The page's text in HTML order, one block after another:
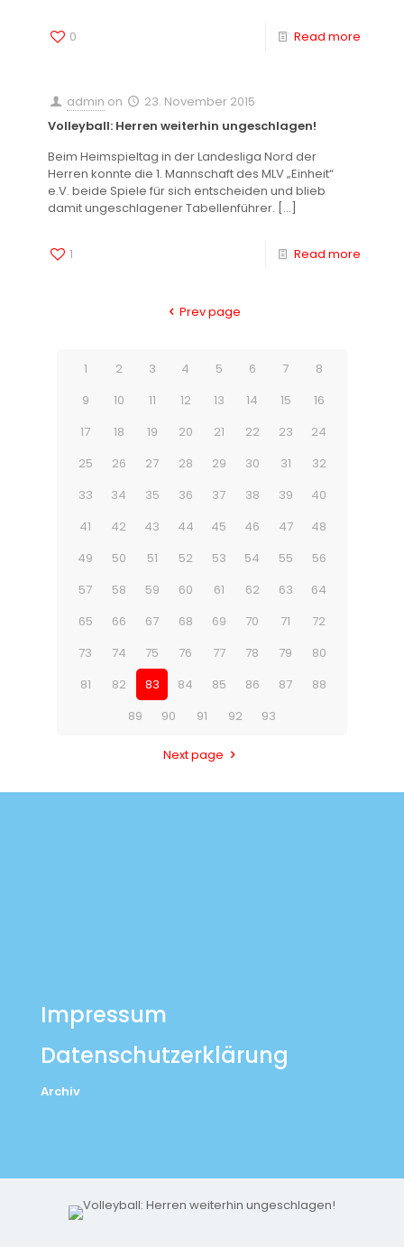
0 Read more
admin on
23. November 2015
Volleyball: Herren weiterhin ungeschlagen!
Beim Heimspieltag in der Landesliga Nord der
Herren konnte die 1. Mannschaft des MLV „Einheit“
e.V. beide Spiele für sich entscheiden und blieb
damit ungeschlagener Tabellenführer. […]
1 Read more
Prev page
1 2 3 4 5 6 7
8
9
10 11 12 13 14 15
16
17
18 19 20 21 22 23
24
25
26 27 28 29 30 31
32
33
34 35 36 37 38 39
40
41
42 43 44 45 46 47
48
49
50 51 52 53 54 55
56
57
58 59 60 61 62 63
64
65
66 67 68 69 70 71
72
73
74 75 76 77 78 79
80
81
82 83 84 85 86 87
88
89
90 91 92 93
Next page
Impressum
Datenschutzerklärung
Archiv